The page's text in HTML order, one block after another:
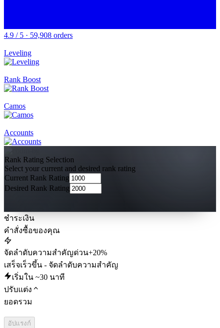
4.9 / 5 · 59,908 orders
Leveling
Rank Boost
Camos
Accounts
Rank Rating Selection
Select your current and desired rank rating
Current Rank Rating
Desired Rank Rating
ชำระเงิน
คำสั่งซื้อของคุณ
จัดลำดับความสำคัญด่วน+20%
เสร็จเร็วขึ้น - จัดลำดับความสำคัญ
เริ่มใน ~30 นาที
ปรับแต่ง
ยอดรวม
อัปแรงก์